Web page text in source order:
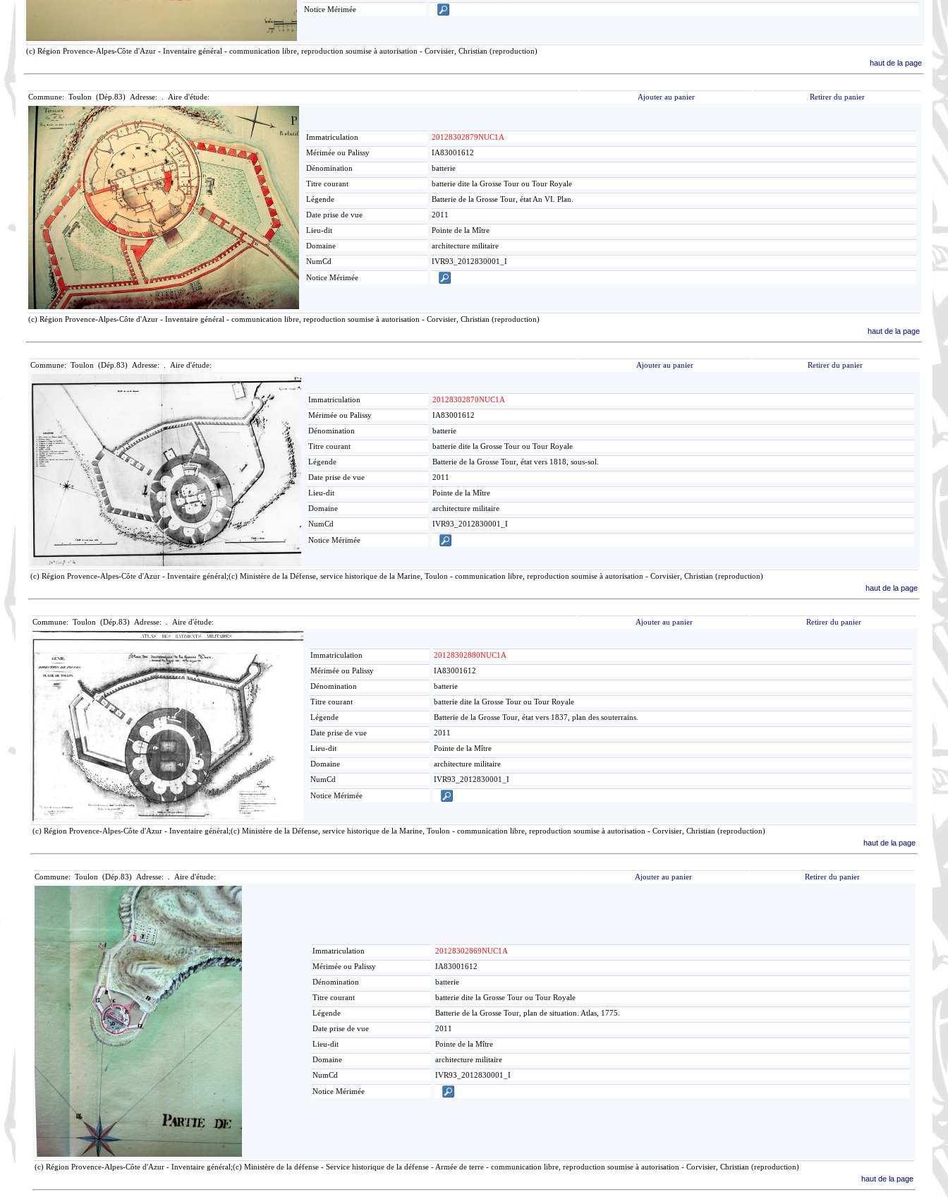
Notice Mérimée
(c) Région Provence-Alpes-Côte d'Azur - Inventaire général - communication libre, reproduction soumise à autorisation - Corvisier, Christian (reproduction)
haut de la page
Commune: Toulon (Dép.83) Adresse: . Aire d'étude: Ajouter au panier Retirer du panier
Immatriculation
20128302879NUC1A
Mérimée ou Palissy
IA83001612
Dénomination
batterie
Titre courant
batterie dite la Grosse Tour ou Tour Royale
Légende
Batterie de la Grosse Tour, état An VI. Plan.
Date prise de vue
2011
Lieu-dit
Pointe de la Mître
Domaine
architecture militaire
NumCd
IVR93_2012830001_I
Notice Mérimée
(c) Région Provence-Alpes-Côte d'Azur - Inventaire général - communication libre, reproduction soumise à autorisation - Corvisier, Christian (reproduction)
haut de la page
Commune: Toulon (Dép.83) Adresse: . Aire d'étude: Ajouter au panier Retirer du panier
Immatriculation
20128302870NUC1A
Mérimée ou Palissy
IA83001612
Dénomination
batterie
Titre courant
batterie dite la Grosse Tour ou Tour Royale
Légende
Batterie de la Grosse Tour, état vers 1818, sous-sol.
Date prise de vue
2011
Lieu-dit
Pointe de la Mître
Domaine
architecture militaire
NumCd
IVR93_2012830001_I
Notice Mérimée
(c) Région Provence-Alpes-Côte d'Azur - Inventaire général;(c) Ministère de la Défense, service historique de la Marine, Toulon - communication libre, reproduction soumise à autorisation - Corvisier, Christian (reproduction)
haut de la page
Commune: Toulon (Dép.83) Adresse: . Aire d'étude: Ajouter au panier Retirer du panier
Immatriculation
20128302880NUC1A
Mérimée ou Palissy
IA83001612
Dénomination
batterie
Titre courant
batterie dite la Grosse Tour ou Tour Royale
Légende
Batterie de la Grosse Tour, état vers 1837, plan des souterrains.
Date prise de vue
2011
Lieu-dit
Pointe de la Mître
Domaine
architecture militaire
NumCd
IVR93_2012830001_I
Notice Mérimée
(c) Région Provence-Alpes-Côte d'Azur - Inventaire général;(c) Ministère de la Défense, service historique de la Marine, Toulon - communication libre, reproduction soumise à autorisation - Corvisier, Christian (reproduction)
haut de la page
Commune: Toulon (Dép.83) Adresse: . Aire d'étude: Ajouter au panier Retirer du panier
Immatriculation
20128302869NUC1A
Mérimée ou Palissy
IA83001612
Dénomination
batterie
Titre courant
batterie dite la Grosse Tour ou Tour Royale
Légende
Batterie de la Grosse Tour, plan de situation. Atlas, 1775.
Date prise de vue
2011
Lieu-dit
Pointe de la Mître
Domaine
architecture militaire
NumCd
IVR93_2012830001_I
Notice Mérimée
(c) Région Provence-Alpes-Côte d'Azur - Inventaire général;(c) Ministère de la défense - Service historique de la défense - Armée de terre - communication libre, reproduction soumise à autorisation - Corvisier, Christian (reproduction)
haut de la page